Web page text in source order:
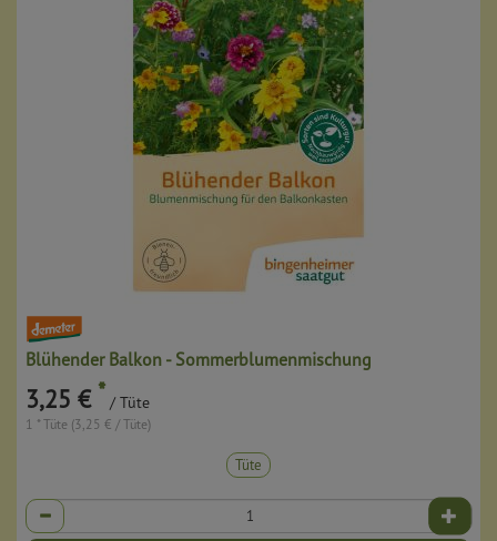
Blühender Balkon - Sommerblumenmischung
3,25 € * / Tüte
1 * Tüte (3,25 € / Tüte)
Tüte
Anzahl